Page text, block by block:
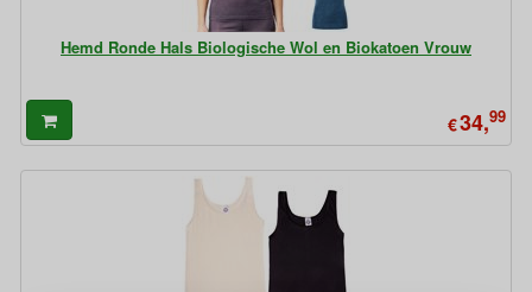
Hemd Ronde Hals Biologische Wol en Biokatoen Vrouw
€34,99